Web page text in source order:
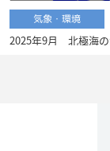
気象・環境